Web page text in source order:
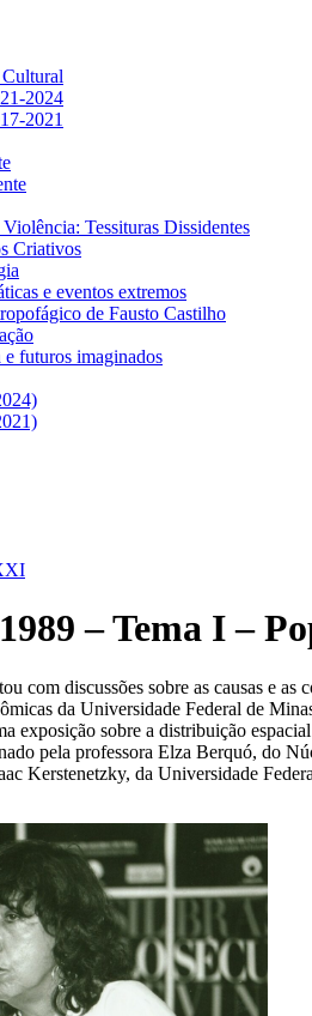
2024
2021
Tessituras Dissidentes
Criativos
e eventos extremos
de Fausto Castilho
futuros imaginados
– Tema I –
com discussões sobre as causas e
da Universidade Federal de
exposição sobre a distribuição
pela professora Elza Berquó, do
Kerstenetzky, da Universidade